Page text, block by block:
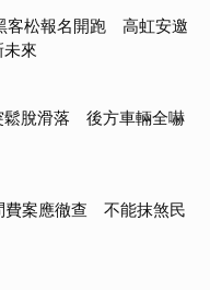
客松報名開跑 高虹安邀
來
鬆脫滑落 後方車輛全嚇
費案應徹查 不能抹煞民